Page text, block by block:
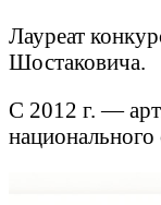
Лауреат
Шостаковича.
С 2012 г. —
национального